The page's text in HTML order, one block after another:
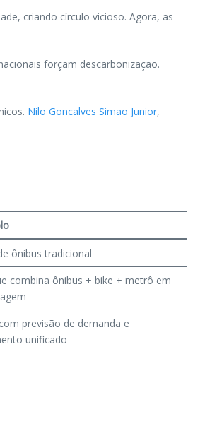
criando círculo vicioso. Agora, as
forçam descarbonização.
Nilo Goncalves Simao Junior,
ônibus tradicional
combina ônibus + bike + metrô em
previsão de demanda e
unificado